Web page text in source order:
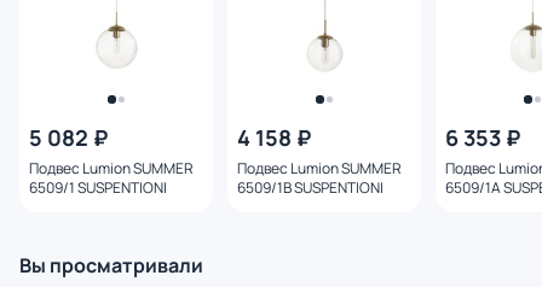
5 082 ₽
Подвес Lumion SUMMER
6509/1 SUSPENTIONI
4 158 ₽
Подвес Lumion SUMMER
6509/1B SUSPENTIONI
6 353 ₽
Подвес
6509/1A
Вы просматривали